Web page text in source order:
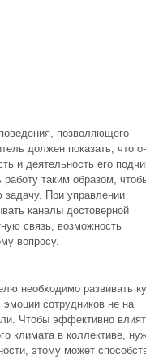
позволяющего
должен показать, что
и деятельность его
таким образом,
При управлении
каналы достоверной
связь, возможность
вопросу.
необходимо развивать
сотрудников не на
Чтобы эффективно
климата в коллективе,
этому может